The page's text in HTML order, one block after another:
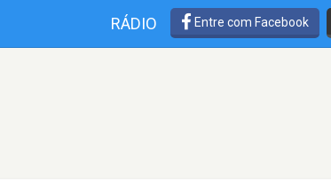
RÁDIO Entre com Facebook